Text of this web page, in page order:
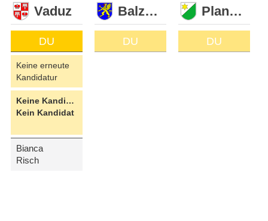
Vaduz
DU
Keine erneute
Kandidatur
Keine Kandidatin
Kein Kandidat
Bianca
Risch
Balzers
DU
Planken
DU